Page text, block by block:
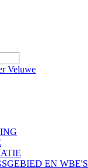
EN WBE'S